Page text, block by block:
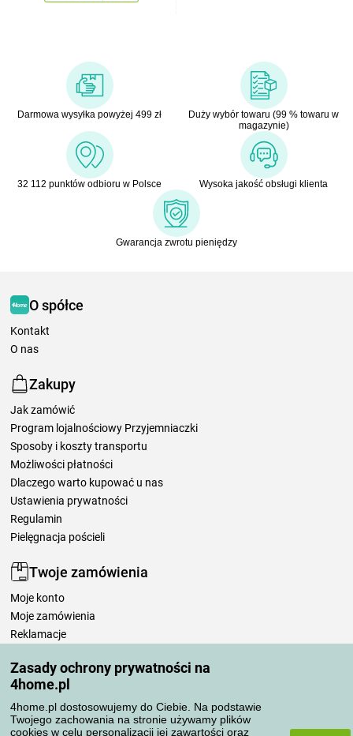
Zasady ochrony prywatności na
4home.pl
4home.pl dostosowujemy do Ciebie. Na podstawie
Twojego zachowania na stronie używamy plików
cookies w celu personalizacji jej zawartości oraz
Darmowa wysyłka powyżej 499 zł
Duży wybór towaru (99 % towaru w
magazynie)
32 112 punktów odbioru w Polsce Wysoka jakość obsługi klienta
Gwarancja zwrotu pieniędzy
O spółce
Kontakt
O nas
Zakupy
Jak zamówić
Program lojalnościowy Przyjemniaczki
Sposoby i koszty transportu
Możliwości płatności
Dlaczego warto kupować u nas
Ustawienia prywatności
Regulamin
Pielęgnacja pościeli
Twoje zamówienia
Moje konto
Moje zamówienia
Reklamacje
Zasady przetwarzania recenzji
Sposoby transportu